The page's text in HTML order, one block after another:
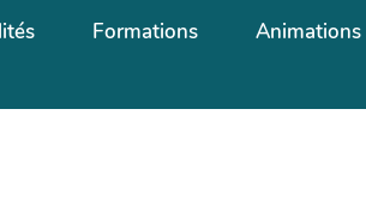
Formations